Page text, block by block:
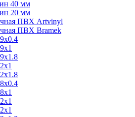
40 мм
20 мм
ПВХ Artvinyl
ПВХ Bramek